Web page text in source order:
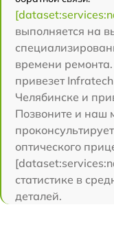
выполняется на
времени
привезет
Челябинске и
Позвоните и наш
оптического
статистике в
деталей.